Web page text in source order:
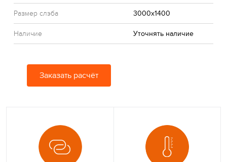
Размер слэба 3000x1400
Наличие Уточнять наличие
Заказать расчёт